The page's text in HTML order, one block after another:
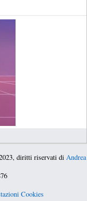
diritti riservati di Andrea
Cookies